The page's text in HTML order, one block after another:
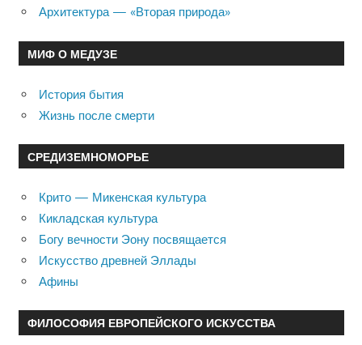
Архитектура — «Вторая природа»
МИФ О МЕДУЗЕ
История бытия
Жизнь после смерти
СРЕДИЗЕМНОМОРЬЕ
Крито — Микенская культура
Кикладская культура
Богу вечности Эону посвящается
Искусство древней Эллады
Афины
ФИЛОСОФИЯ ЕВРОПЕЙСКОГО ИСКУССТВА